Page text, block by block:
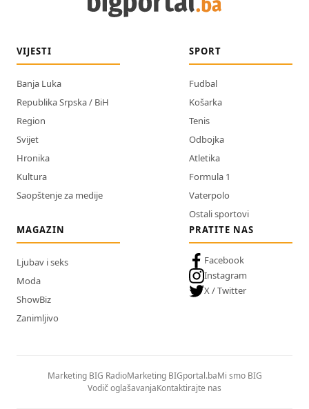
VIJESTI
Banja Luka
Republika Srpska / BiH
Region
Svijet
Hronika
Kultura
Saopštenje za medije
SPORT
Fudbal
Košarka
Tenis
Odbojka
Atletika
Formula 1
Vaterpolo
Ostali sportovi
MAGAZIN
Ljubav i seks
Moda
ShowBiz
Zanimljivo
PRATITE NAS
Facebook
Instagram
X / Twitter
Marketing BIG RadioMarketing BIGportal.baMi smo BIG
Vodič oglašavanjaKontaktirajte nas